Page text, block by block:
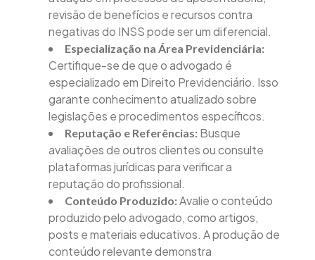
revisão de benefícios e recursos contra
negativas do INSS pode ser um diferencial.
Especialização na Área Previdenciária:
Certifique-se de que o advogado é
especializado em Direito Previdenciário. Isso
garante conhecimento atualizado sobre
legislações e procedimentos específicos.
Reputação e Referências: Busque
avaliações de outros clientes ou consulte
plataformas jurídicas para verificar a
reputação do profissional.
Conteúdo Produzido:Avalie o conteúdo
produzido pelo advogado, como artigos,
posts e materiais educativos. A produção de
conteúdo relevante demonstra